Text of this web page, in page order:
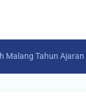
Malang Tahun